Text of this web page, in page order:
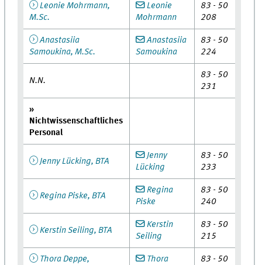
Leonie Mohrmann,
M.Sc.
Leonie
Mohrmann
83 - 50
208
Anastasiia
Samoukina, M.Sc.
Anastasiia
Samoukina
83 - 50
224
N.N.
83 - 50
231
»
Nichtwissenschaftliches
Personal
Jenny Lücking, BTA
Jenny
Lücking
83 - 50
233
Regina Piske, BTA
Regina
Piske
83 - 50
240
Kerstin Seiling, BTA
Kerstin
Seiling
83 - 50
215
Thora Deppe,
Thora
83 - 50